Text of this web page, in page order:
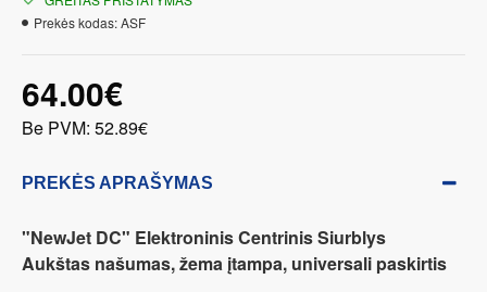
64.00€
Be PVM: 52.89€
Prekės kodas:ASF
PREKĖS APRAŠYMAS
"NewJet DC" Elektroninis Centrinis Siurblys
Aukštas našumas, žema įtampa, universali paskirtis